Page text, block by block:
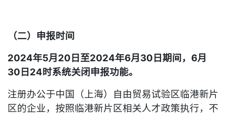
（二）申报时间
2024年5月20日至2024年6月30日期间，6月
30日24时系统关闭申报功能。
注册办公于中国（上海）自由贸易试验区临港新片
区的企业，按照临港新片区相关人才政策执行，不